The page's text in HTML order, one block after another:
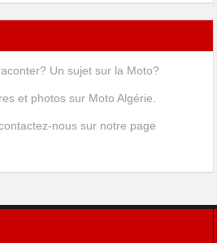
Un sujet sur la Moto?
et photos sur Moto Algérie.
contactez-nous sur notre page